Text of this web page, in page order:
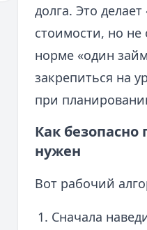
долга. Это
стоимости, но
норме «один
закрепиться на
при
Как
нужен
Вот рабочий
Сначала